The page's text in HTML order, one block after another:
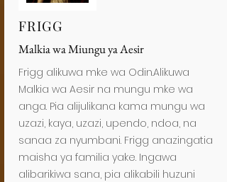
FRIGG
Malkia wa Miungu ya Aesir
Frigg alikuwa mke wa Odin.Alikuwa
Malkia wa Aesir na mungu mke wa
anga. Pia alijulikana kama mungu wa
uzazi, kaya, uzazi, upendo, ndoa, na
sanaa za nyumbani. Frigg anazingatia
maisha ya familia yake. Ingawa
alibarikiwa sana, pia alikabili huzuni